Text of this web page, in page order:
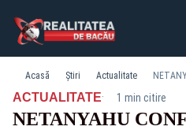
Acasă Știri Actualitate
ACTUALITATE· 1 min citire
NETANYAHU